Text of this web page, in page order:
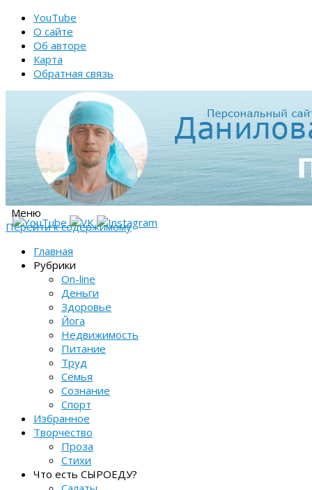
YouTube
О сайте
Об авторе
Карта
Обратная связь
Меню
Перейти к содержимому
Главная
Рубрики
On-line
Деньги
Здоровье
Йога
Недвижимость
Питание
Труд
Семья
Сознание
Спорт
Избранное
Творчество
Проза
Стихи
Что есть СЫРОЕДУ?